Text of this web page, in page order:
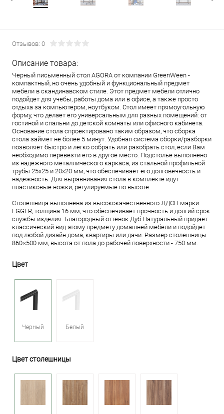
Отзывов: 0
Описание товара:
Черный письменный стол AGORA от компании GreenWeen -
компактный, но очень удобный и функциональный предмет
мебели в скандинавском стиле. Этот предмет мебели отлично
подойдет для учебы, работы дома или в офисе, а также просто
отдыха за компьютером, ноутбуком. Стол имеет прямоугольную
форму, что делает его универсальным для разных помещений: от
гостиной и спальни до детской комнаты или офисного кабинета.
Основание стола спроектировано таким образом, что сборка
стола займет не более 5 минут. Удобная система сборки/разборки
позволяет быстро и легко собрать или разобрать стол, если Вам
необходимо перевезти его в другое место. Подстолье выполнено
из надежного металлического каркаса, из стальной профильной
трубы 25х25 и 20х20 мм, что обеспечивает его долговечность и
надежность. Для выравнивания стола в комплекте идут
пластиковые ножки, регулируемые по высоте.
Столешница выполнена из высококачественного ЛДСП марки
EGGER, толщина 16 мм, что обеспечивает прочность и долгий срок
службы изделия. Благородный оттенок Дуб Натуральный придает
классический вид этому предмету домашней мебели и подойдет
под любой дизайн дома, квартиры или дачи. Размер столешницы
860×500 мм, высота от пола до рабочей поверхности - 750 мм.
Цвет
Черный Белый
Цвет столешницы